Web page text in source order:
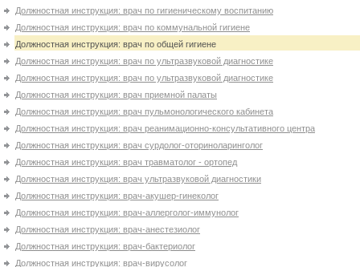
Должностная инструкция: врач по гигиеническому воспитанию
Должностная инструкция: врач по коммунальной гигиене
Должностная инструкция: врач по общей гигиене
Должностная инструкция: врач по ультразвуковой диагностике
Должностная инструкция: врач по ультразвуковой диагностике
Должностная инструкция: врач приемной палаты
Должностная инструкция: врач пульмонологического кабинета
Должностная инструкция: врач реанимационно-консультативного центра
Должностная инструкция: врач сурдолог-оториноларинголог
Должностная инструкция: врач травматолог - ортопед
Должностная инструкция: врач ультразвуковой диагностики
Должностная инструкция: врач-акушер-гинеколог
Должностная инструкция: врач-аллерголог-иммунолог
Должностная инструкция: врач-анестезиолог
Должностная инструкция: врач-бактериолог
Должностная инструкция: врач-вирусолог